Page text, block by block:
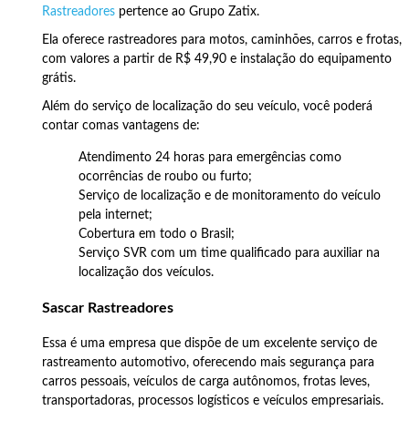
Rastreadores pertence ao Grupo Zatix.
Ela oferece rastreadores para motos, caminhões, carros e frotas,
com valores a partir de R$ 49,90 e instalação do equipamento
grátis.
Além do serviço de localização do seu veículo, você poderá
contar comas vantagens de:
Atendimento 24 horas para emergências como
ocorrências de roubo ou furto;
Serviço de localização e de monitoramento do veículo
pela internet;
Cobertura em todo o Brasil;
Serviço SVR com um time qualificado para auxiliar na
localização dos veículos.
Sascar Rastreadores
Essa é uma empresa que dispõe de um excelente serviço de
rastreamento automotivo, oferecendo mais segurança para
carros pessoais, veículos de carga autônomos, frotas leves,
transportadoras, processos logísticos e veículos empresariais.